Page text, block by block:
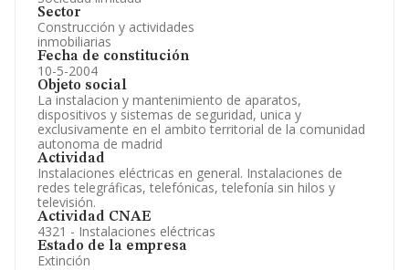
Sector
Construcción y actividades
inmobiliarias
Fecha de constitución
10-5-2004
Objeto social
La instalacion y mantenimiento de aparatos,
dispositivos y sistemas de seguridad, unica y
exclusivamente en el ambito territorial de la comunidad
autonoma de madrid
Actividad
Instalaciones eléctricas en general. Instalaciones de
redes telegráficas, telefónicas, telefonía sin hilos y
televisión.
Actividad CNAE
4321 - Instalaciones eléctricas
Estado de la empresa
Extinción